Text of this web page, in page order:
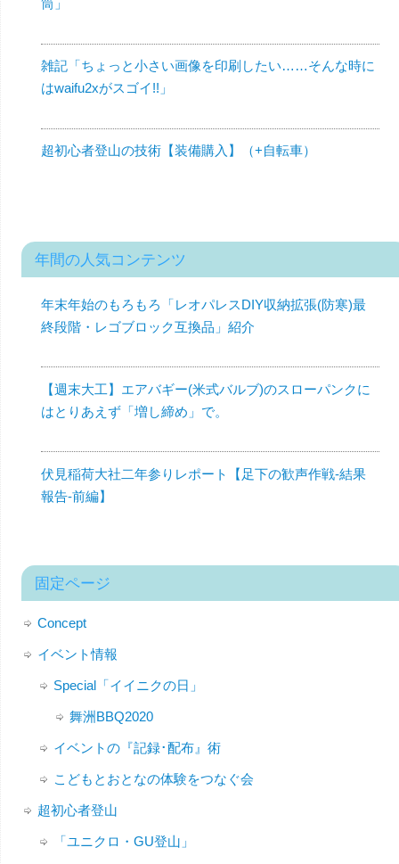
筒」
雑記「ちょっと小さい画像を印刷したい……そんな時に
はwaifu2xがスゴイ!!」
超初心者登山の技術【装備購入】（+自転車）
年間の人気コンテンツ
年末年始のもろもろ「レオパレスDIY収納拡張(防寒)最
終段階・レゴブロック互換品」紹介
【週末大工】エアバギー(米式バルブ)のスローパンクに
はとりあえず「増し締め」で。
伏見稲荷大社二年参りレポート【足下の歓声作戦-結果
報告-前編】
固定ページ
Concept
イベント情報
Special「イイニクの日」
舞洲BBQ2020
イベントの『記録･配布』術
こどもとおとなの体験をつなぐ会
超初心者登山
「ユニクロ・GU登山」